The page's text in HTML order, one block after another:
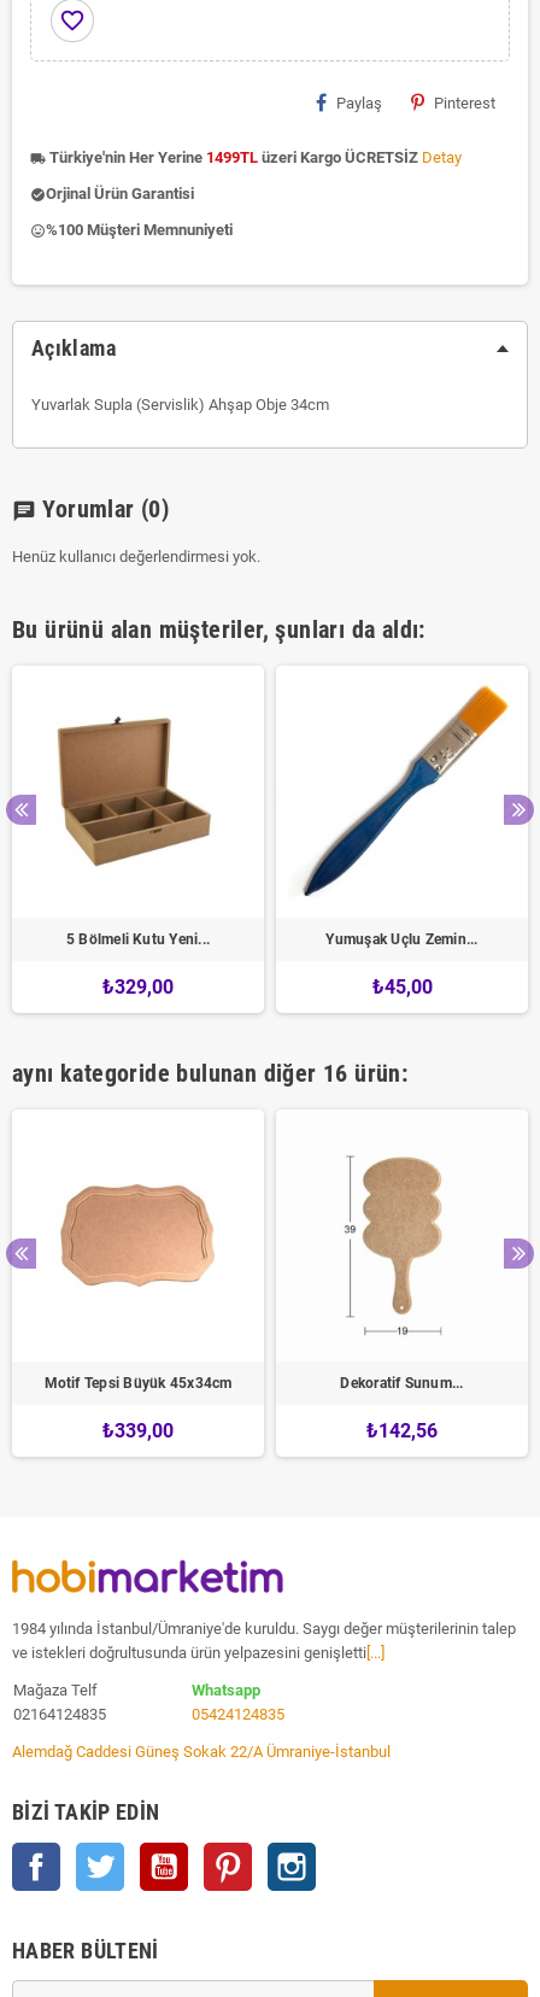
favorite_border
Paylaş Pinterest
local_shipping Türkiye'nin Her Yerine 1499TL üzeri Kargo ÜCRETSİZ Detay
check_circleOrjinal Ürün Garantisi
insert_emoticon%100 Müşteri Memnuniyeti
Açıklama
Yuvarlak Supla (Servislik) Ahşap Obje 34cm
chat Yorumlar (0)
Henüz kullanıcı değerlendirmesi yok.
Bu ürünü alan müşteriler, şunları da aldı:
5 Bölmeli Kutu Yeni...
₺329,00
Yumuşak Uçlu Zemin...
₺45,00
aynı kategoride bulunan diğer 16 ürün:
Motif Tepsi Büyük 45x34cm
₺339,00
Dekoratif Sunum...
₺142,56
1984 yılında İstanbul/Ümraniye'de kuruldu. Saygı değer müşterilerinin talep
ve istekleri doğrultusunda ürün yelpazesini genişletti [...]
Mağaza Telf
02164124835
Whatsapp
05424124835
Alemdağ Caddesi Güneş Sokak 22/A Ümraniye-İstanbul
BIZI TAKIP EDIN
Facebook Twitter YouTube Pinterest
HABER BÜLTENI